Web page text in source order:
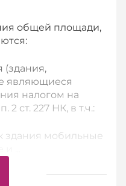
общей площади,
(здания,
являющиеся
налогом на
2 ст. 227 НК, в т.ч.:
здания мобильные